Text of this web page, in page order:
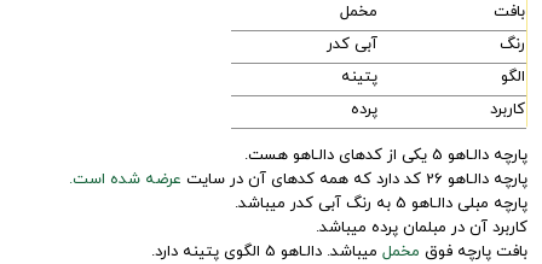
بافت
مخمل
رنگ
آبی کدر
الگو
پتینه
کاربرد
پرده
پارچه دالـاهو 5 یکی از کدهای دالـاهو هست.
پارچه دالـاهو 26 کد دارد که همه کدهای آن در سایت
عرضه شده است.
پارچه مبلی دالـاهو 5 به رنگ آبی کدر میباشد.
کاربرد آن در مبلمان پرده میباشد.
بافت پارچه فوق مخمل میباشد. دالـاهو 5 الگوی پتینه دارد.